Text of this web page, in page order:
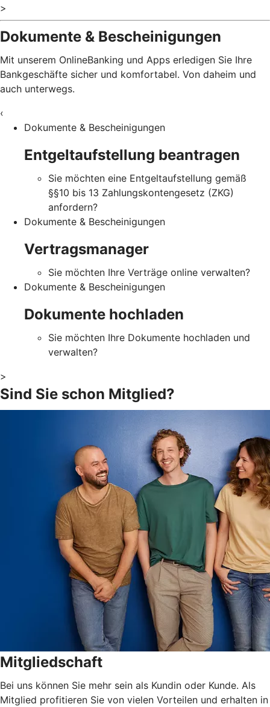
>
Dokumente & Bescheinigungen
Mit unserem OnlineBanking und Apps erledigen Sie Ihre
Bankgeschäfte sicher und komfortabel. Von daheim und
auch unterwegs.
‹
Dokumente & Bescheinigungen
Entgeltaufstellung beantragen
Sie möchten eine Entgeltaufstellung gemäß
§§10 bis 13 Zahlungskontengesetz (ZKG)
anfordern?
Dokumente & Bescheinigungen
Vertragsmanager
Sie möchten Ihre Verträge online verwalten?
Dokumente & Bescheinigungen
Dokumente hochladen
Sie möchten Ihre Dokumente hochladen und
verwalten?
>
Sind Sie schon Mitglied?
Mitgliedschaft
Bei uns können Sie mehr sein als Kundin oder Kunde. Als
Mitglied profitieren Sie von vielen Vorteilen und erhalten in